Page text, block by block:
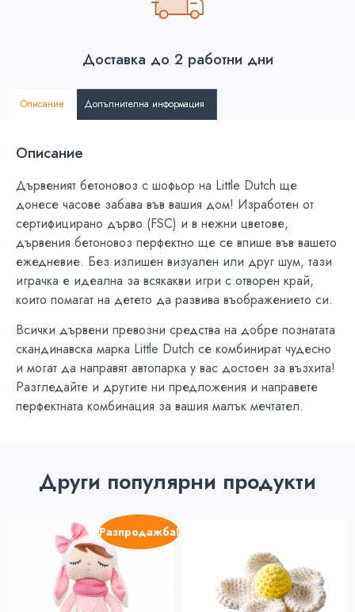
Доставка до 2 работни дни
Описание Допълнителна информация
Описание
Дървеният бетоновоз с шофьор на Little Dutch ще
донесе часове забава във вашия дом! Изработен от
сертифицирано дърво (FSC) и в нежни цветове,
дървения бетоновоз перфектно ще се впише във вашето
ежедневие. Без излишен визуален или друг шум, тази
играчка е идеална за всякакви игри с отворен край,
които помагат на детето да развива въображението си.
Всички дървени превозни средства на добре познатата
скандинавска марка Little Dutch се комбинират чудесно
и могат да направят автопарка у вас достоен за възхита!
Разгледайте и другите ни предложения и направете
перфектната комбинация за вашия малък мечтател.
Други популярни продукти
Разпродажба!